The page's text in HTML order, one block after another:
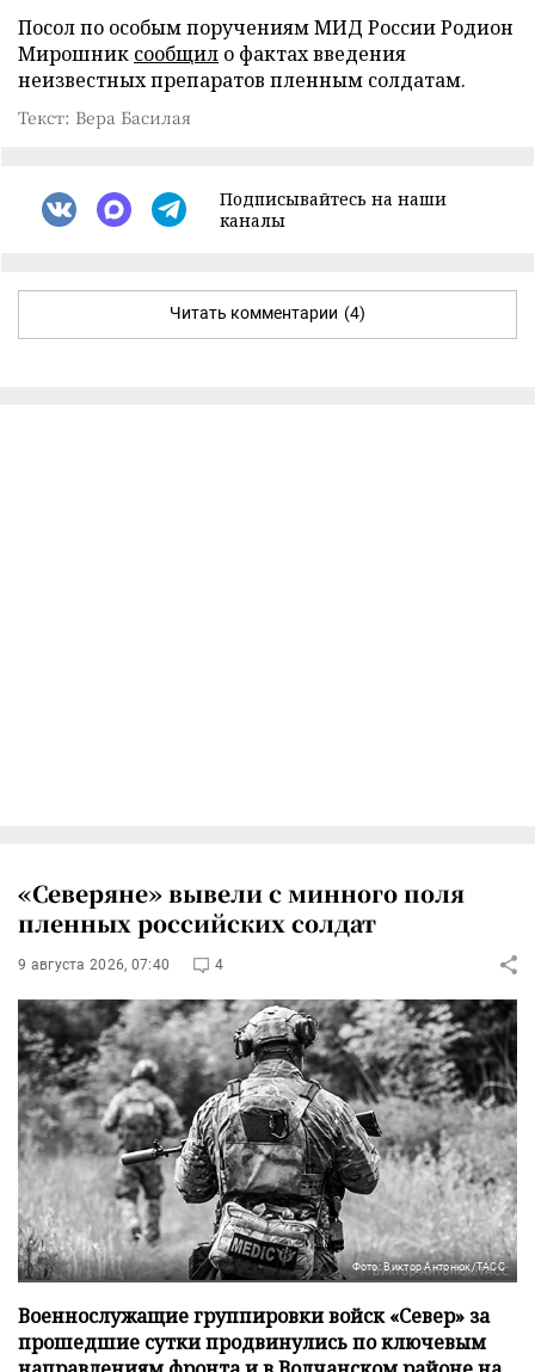
Посол по особым поручениям МИД России Родион
Мирошник сообщил о фактах введения
неизвестных препаратов пленным солдатам.
Текст: Вера Басилая
Подписывайтесь на наши
каналы
Читать комментарии (4)
«Северяне» вывели с минного поля
пленных российских солдат
9 августа 2026, 07:40 4
Фото: Виктор Антонюк/ТАСС
Военнослужащие группировки войск «Север» за
прошедшие сутки продвинулись по ключевым